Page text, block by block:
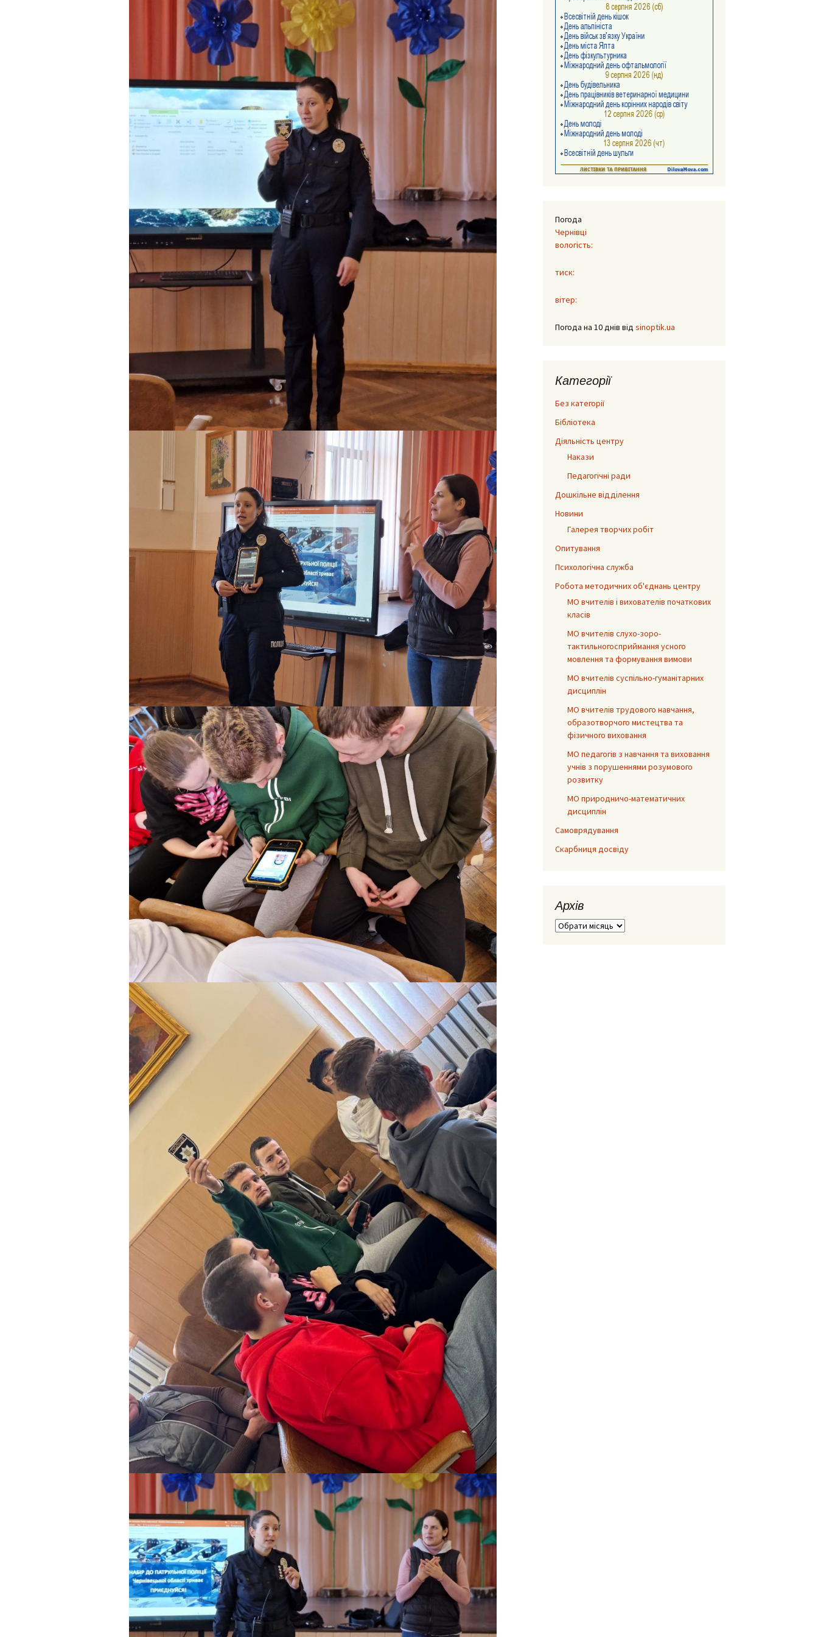
порушеннями
МО вчителів трудового
навчання,
образотворчого
мистецтва та фізичного
виховання
МО вчителів і
вихователів початкових
класів
Методичне об’єднання
педагогів з навчання і
виховання учнів
початкових класів з
порушеннями
інтелектуального
Погода
Чернівці
вологість:
тиск:
вітер:
Погода на 10 днів від sinoptik.ua
Категорії
Без категорії
Бібліотека
Діяльність центру
Накази
Педагогічні ради
Дошкільне відділення
Новини
Галерея творчих робіт
Опитування
Психологічна служба
Робота методичних об'єднань центру
МО вчителів і вихователів початкових
класів
МО вчителів слухо-зоро-
тактильногосприймання усного
мовлення та формування вимови
МО вчителів суспільно-гуманітарних
дисциплін
МО вчителів трудового навчання,
образотворчого мистецтва та
фізичного виховання
МО педагогів з навчання та виховання
учнів з порушеннями розумового
розвитку
МО природничо-математичних
дисциплін
Самоврядування
Скарбниця досвіду
Архів
Архів